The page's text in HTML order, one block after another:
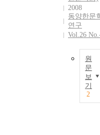
2008
동양한문
연구
Vol.26
원
문
보
기
2